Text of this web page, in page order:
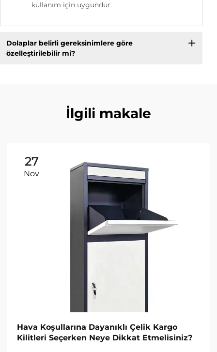
kullanım için uygundur.
Dolaplar belirli gereksinimlere göre
özelleştirilebilir mi?
İlgili makale
27
Nov
Hava Koşullarına Dayanıklı Çelik Kargo
Kilitleri Seçerken Neye Dikkat Etmelisiniz?